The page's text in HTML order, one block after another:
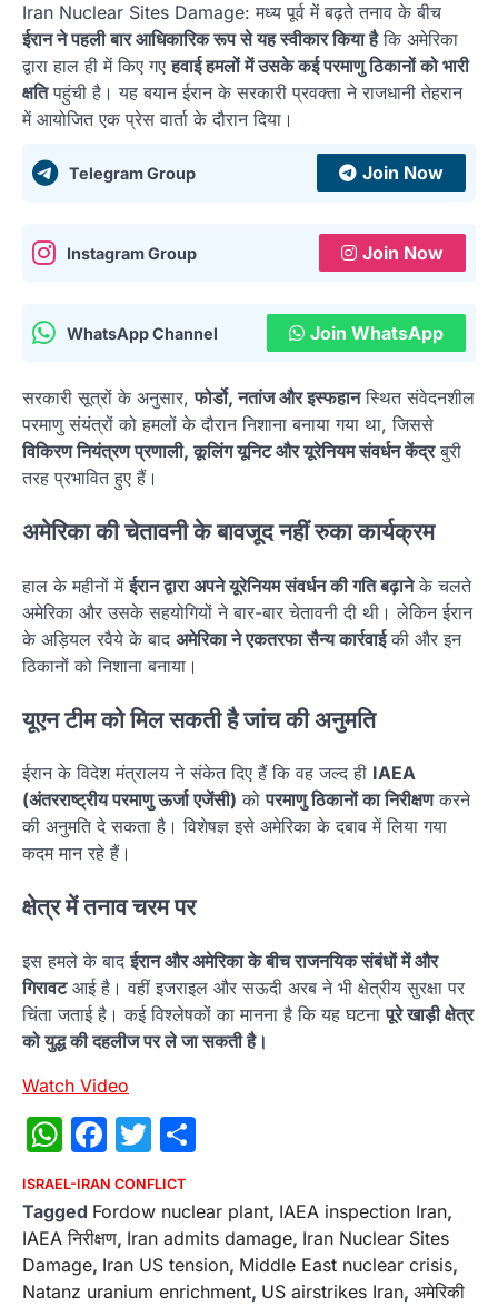
Iran Nuclear Sites Damage: मध्य पूर्व में बढ़ते तनाव के बीच
ईरान ने पहली बार आधिकारिक रूप से यह स्वीकार किया हैकि अमेरिका
द्वारा हाल ही में किए गएहवाई हमलों में उसके कई परमाणु ठिकानों को भारी
क्षतिपहुंची है। यह बयान ईरान के सरकारी प्रवक्ता ने राजधानी तेहरान
में आयोजित एक प्रेस वार्ता के दौरान दिया।
Telegram Group Join Now
Instagram Group Join Now
WhatsApp Channel Join WhatsApp
सरकारी सूत्रों के अनुसार,फोर्डो, नतांज और इस्फहानस्थित संवेदनशील
परमाणु संयंत्रों को हमलों के दौरान निशाना बनाया गया था, जिससे
विकिरण नियंत्रण प्रणाली, कूलिंग यूनिट और यूरेनियम संवर्धन केंद्रबुरी
तरह प्रभावित हुए हैं।
अमेरिका की चेतावनी के बावजूद नहीं रुका कार्यक्रम
हाल के महीनों मेंईरान द्वारा अपने यूरेनियम संवर्धन की गति बढ़ानेके चलते
अमेरिका और उसके सहयोगियों ने बार-बार चेतावनी दी थी। लेकिन ईरान
के अड़ियल रवैये के बाद अमेरिका ने एकतरफा सैन्य कार्रवाईकी और इन
ठिकानों को निशाना बनाया।
यूएन टीम को मिल सकती है जांच की अनुमति
ईरान के विदेश मंत्रालय ने संकेत दिए हैं कि वह जल्द ही IAEA
(अंतरराष्ट्रीय परमाणु ऊर्जा एजेंसी) कोपरमाणु ठिकानों का निरीक्षणकरने
की अनुमति दे सकता है। विशेषज्ञ इसे अमेरिका के दबाव में लिया गया
कदम मान रहे हैं।
क्षेत्र में तनाव चरम पर
इस हमले के बादईरान और अमेरिका के बीच राजनयिक संबंधों में और
गिरावटआई है। वहीं इजराइल और सऊदी अरब ने भी क्षेत्रीय सुरक्षा पर
चिंता जताई है। कई विश्लेषकों का मानना है कि यह घटनापूरे खाड़ी क्षेत्र
को युद्ध की दहलीज पर ले जा सकती है।
Watch Video
WhatsApp
Facebook
Twitter
ISRAEL-IRAN CONFLICT
Tagged Fordow nuclear plant, IAEA inspection Iran,
IAEA निरीक्षण, Iran admits damage, Iran Nuclear Sites
Damage, Iran US tension, Middle East nuclear crisis,
Natanz uranium enrichment, US airstrikes Iran, अमेरिकी